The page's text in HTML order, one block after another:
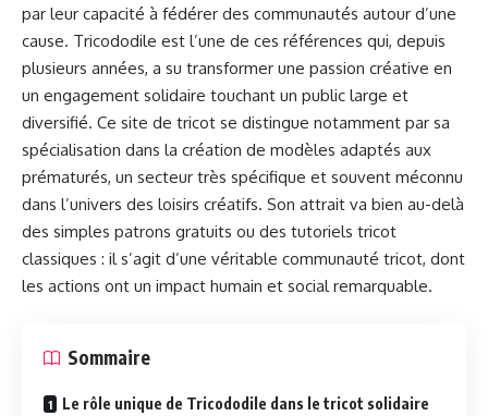
par leur capacité à fédérer des communautés autour d’une
cause. Tricododile est l’une de ces références qui, depuis
plusieurs années, a su transformer une passion créative en
un engagement solidaire touchant un public large et
diversifié. Ce site de tricot se distingue notamment par sa
spécialisation dans la création de modèles adaptés aux
prématurés, un secteur très spécifique et souvent méconnu
dans l’univers des loisirs créatifs. Son attrait va bien au-delà
des simples patrons gratuits ou des tutoriels tricot
classiques : il s’agit d’une véritable communauté tricot, dont
les actions ont un impact humain et social remarquable.
Sommaire
Le rôle unique de Tricododile dans le tricot solidaire